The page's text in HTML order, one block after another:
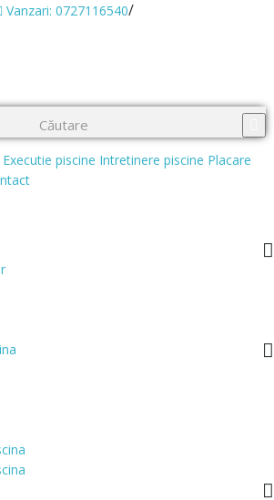
Vanzari: 0727116540/
Executie piscine Intretinere piscine Placare